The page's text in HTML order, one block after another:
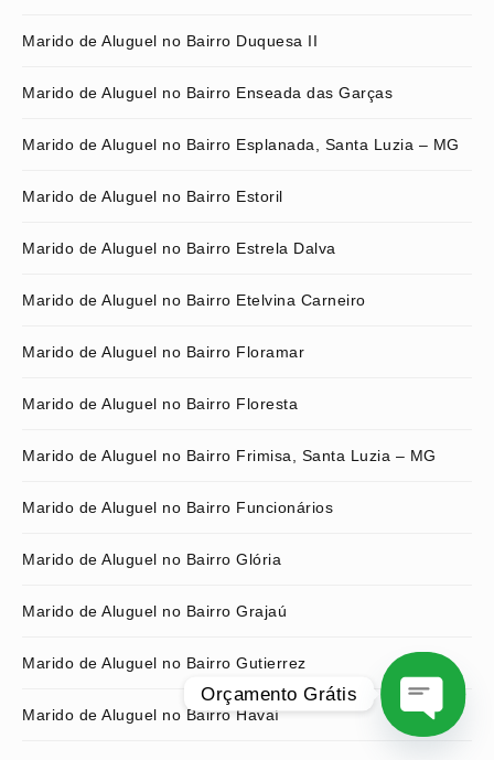
Marido de Aluguel no Bairro Duquesa II
Marido de Aluguel no Bairro Enseada das Garças
Marido de Aluguel no Bairro Esplanada, Santa Luzia – MG
Marido de Aluguel no Bairro Estoril
Marido de Aluguel no Bairro Estrela Dalva
Marido de Aluguel no Bairro Etelvina Carneiro
Marido de Aluguel no Bairro Floramar
Marido de Aluguel no Bairro Floresta
Marido de Aluguel no Bairro Frimisa, Santa Luzia – MG
Marido de Aluguel no Bairro Funcionários
Marido de Aluguel no Bairro Glória
Marido de Aluguel no Bairro Grajaú
Marido de Aluguel no Bairro Gutierrez
Marido de Aluguel no Bairro Havaí
Orçamento Grátis